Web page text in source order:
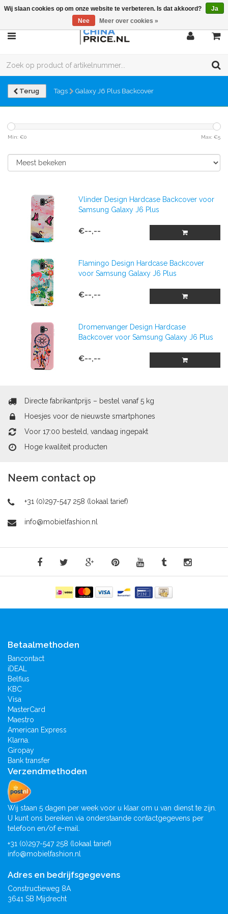
Terug Tags Galaxy J6 Plus Backcover
Min: €0 Max: €5
Vlinder Design Hardcase Backcover voor
Samsung Galaxy J6 Plus
€--,--
Flamingo Design Hardcase Backcover
voor Samsung Galaxy J6 Plus
€--,--
Dromenvanger Design Hardcase
Backcover voor Samsung Galaxy J6 Plus
€--,--
Directe fabrikantprijs – bestel vanaf 5 kg
Hoesjes voor de nieuwste smartphones
Voor 17:00 besteld, vandaag ingepakt
Hoge kwaliteit producten
Neem contact op
+31 (0)297-547 258 (lokaal tarief)
info@mobielfashion.nl
Betaalmethoden
Bancontact
iDEAL
Belfius
KBC
Visa
MasterCard
Maestro
American Express
Klarna.
Giropay
Bank transfer
Verzendmethoden
Wij staan 5 dagen per week voor u klaar om u van dienst te zijn.
U kunt ons bereiken via onderstaande contactgegevens per
telefoon en/of e-mail.
+31 (0)297-547 258 (lokaal tarief)
info@mobielfashion.nl
Adres en bedrijfsgegevens
Constructieweg 8A
3641 SB Mijdrecht
Wij slaan cookies op om onze website te verbeteren. Is dat akkoord?
Ja
Nee
Meer over cookies »